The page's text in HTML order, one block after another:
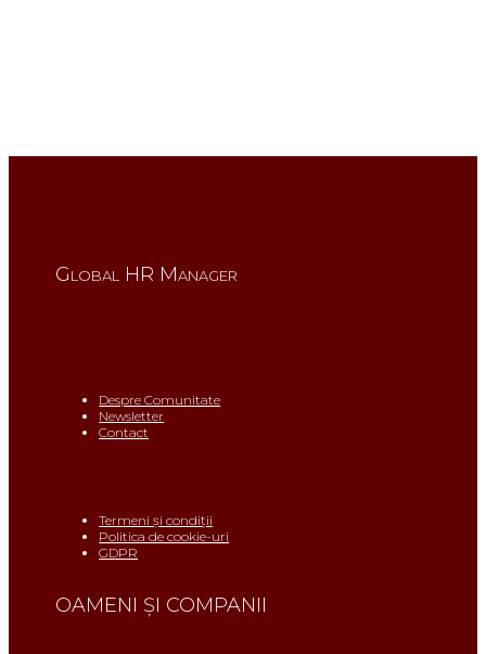
Global HR Manager
Despre Comunitate
Newsletter
Contact
Termeni și condiții
Politica de cookie-uri
GDPR
OAMENI ŞI COMPANII